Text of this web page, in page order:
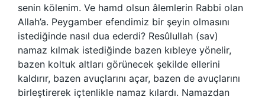
senin kölenim. Ve hamd olsun âlemlerin Rabbi olan
Allah’a. Peygamber efendimiz bir şeyin olmasını
istediğinde nasıl dua ederdi? Resûlullah (sav)
namaz kılmak istediğinde bazen kıbleye yönelir,
bazen koltuk altları görünecek şekilde ellerini
kaldırır, bazen avuçlarını açar, bazen de avuçlarını
birleştirerek içtenlikle namaz kılardı. Namazdan